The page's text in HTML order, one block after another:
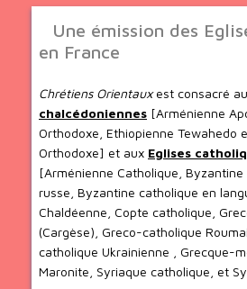
Une émission des
en France
Chrétiens Orientauxest consacré
chalcédoniennes [Arménienne
Orthodoxe, Ethiopienne Tewahedo
Orthodoxe] et aux Eglises
[Arménienne Catholique,
russe, Byzantine catholique en
Chaldéenne, Copte catholique,
(Cargèse), Greco-catholique
catholique Ukrainienne , Grecque-
Maronite, Syriaque catholique, et